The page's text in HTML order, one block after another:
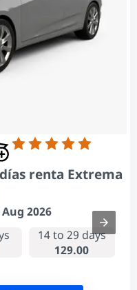
renta Extrema
2026
14 to 29 days
129.00